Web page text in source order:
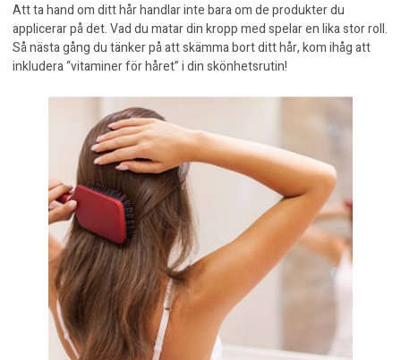
Att ta hand om ditt hår handlar inte bara om de produkter du
applicerar på det. Vad du matar din kropp med spelar en lika stor roll.
Så nästa gång du tänker på att skämma bort ditt hår, kom ihåg att
inkludera “vitaminer för håret” i din skönhetsrutin!